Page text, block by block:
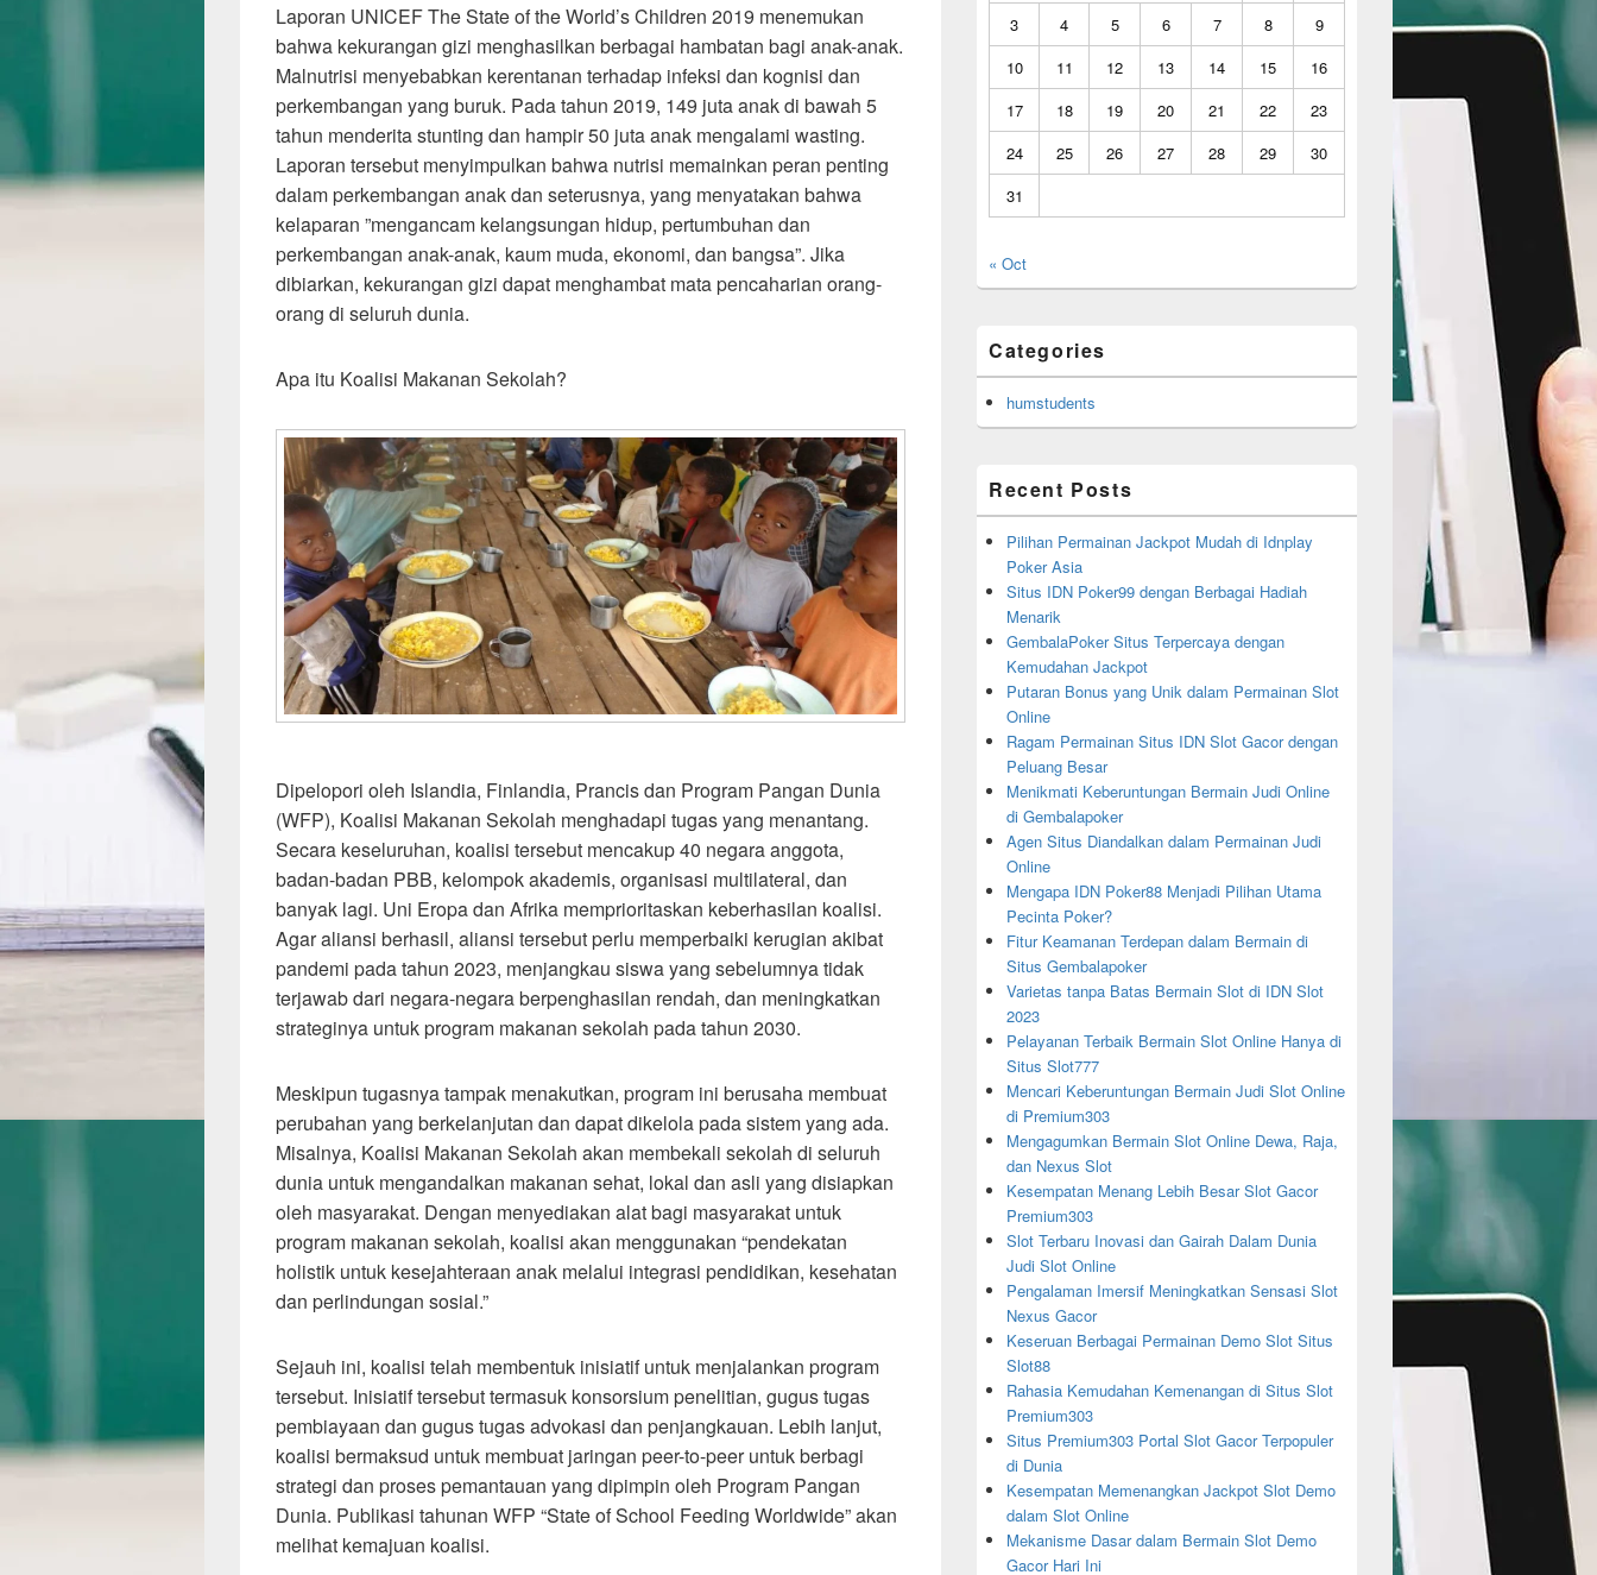
Laporan UNICEF The State of the World’s Children 2019 menemukan
bahwa kekurangan gizi menghasilkan berbagai hambatan bagi anak-anak.
Malnutrisi menyebabkan kerentanan terhadap infeksi dan kognisi dan
perkembangan yang buruk. Pada tahun 2019, 149 juta anak di bawah 5
tahun menderita stunting dan hampir 50 juta anak mengalami wasting.
Laporan tersebut menyimpulkan bahwa nutrisi memainkan peran penting
dalam perkembangan anak dan seterusnya, yang menyatakan bahwa
kelaparan ”mengancam kelangsungan hidup, pertumbuhan dan
perkembangan anak-anak, kaum muda, ekonomi, dan bangsa”. Jika
dibiarkan, kekurangan gizi dapat menghambat mata pencaharian orang-
orang di seluruh dunia.
Apa itu Koalisi Makanan Sekolah?
Dipelopori oleh Islandia, Finlandia, Prancis dan Program Pangan Dunia
(WFP), Koalisi Makanan Sekolah menghadapi tugas yang menantang.
Secara keseluruhan, koalisi tersebut mencakup 40 negara anggota,
badan-badan PBB, kelompok akademis, organisasi multilateral, dan
banyak lagi. Uni Eropa dan Afrika memprioritaskan keberhasilan koalisi.
Agar aliansi berhasil, aliansi tersebut perlu memperbaiki kerugian akibat
pandemi pada tahun 2023, menjangkau siswa yang sebelumnya tidak
terjawab dari negara-negara berpenghasilan rendah, dan meningkatkan
strateginya untuk program makanan sekolah pada tahun 2030.
Meskipun tugasnya tampak menakutkan, program ini berusaha membuat
perubahan yang berkelanjutan dan dapat dikelola pada sistem yang ada.
Misalnya, Koalisi Makanan Sekolah akan membekali sekolah di seluruh
dunia untuk mengandalkan makanan sehat, lokal dan asli yang disiapkan
oleh masyarakat. Dengan menyediakan alat bagi masyarakat untuk
program makanan sekolah, koalisi akan menggunakan “pendekatan
holistik untuk kesejahteraan anak melalui integrasi pendidikan, kesehatan
dan perlindungan sosial.”
Sejauh ini, koalisi telah membentuk inisiatif untuk menjalankan program
tersebut. Inisiatif tersebut termasuk konsorsium penelitian, gugus tugas
pembiayaan dan gugus tugas advokasi dan penjangkauan. Lebih lanjut,
koalisi bermaksud untuk membuat jaringan peer-to-peer untuk berbagi
strategi dan proses pemantauan yang dipimpin oleh Program Pangan
Dunia. Publikasi tahunan WFP “State of School Feeding Worldwide” akan
melihat kemajuan koalisi.
3
4 5 6 7 8
9
10
11 12 13 14 15
16
17
18 19 20 21 22
23
24
25 26 27 28 29
30
31
« Oct
Categories
humstudents
Recent Posts
Pilihan Permainan Jackpot Mudah di Idnplay
Poker Asia
Situs IDN Poker99 dengan Berbagai Hadiah
Menarik
GembalaPoker Situs Terpercaya dengan
Kemudahan Jackpot
Putaran Bonus yang Unik dalam Permainan Slot
Online
Ragam Permainan Situs IDN Slot Gacor dengan
Peluang Besar
Menikmati Keberuntungan Bermain Judi Online
di Gembalapoker
Agen Situs Diandalkan dalam Permainan Judi
Online
Mengapa IDN Poker88 Menjadi Pilihan Utama
Pecinta Poker?
Fitur Keamanan Terdepan dalam Bermain di
Situs Gembalapoker
Varietas tanpa Batas Bermain Slot di IDN Slot
2023
Pelayanan Terbaik Bermain Slot Online Hanya di
Situs Slot777
Mencari Keberuntungan Bermain Judi Slot Online
di Premium303
Mengagumkan Bermain Slot Online Dewa, Raja,
dan Nexus Slot
Kesempatan Menang Lebih Besar Slot Gacor
Premium303
Slot Terbaru Inovasi dan Gairah Dalam Dunia
Judi Slot Online
Pengalaman Imersif Meningkatkan Sensasi Slot
Nexus Gacor
Keseruan Berbagai Permainan Demo Slot Situs
Slot88
Rahasia Kemudahan Kemenangan di Situs Slot
Premium303
Situs Premium303 Portal Slot Gacor Terpopuler
di Dunia
Kesempatan Memenangkan Jackpot Slot Demo
dalam Slot Online
Mekanisme Dasar dalam Bermain Slot Demo
Gacor Hari Ini